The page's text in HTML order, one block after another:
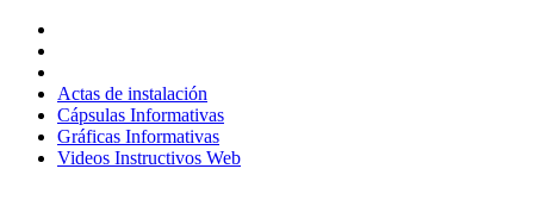
contenido
Actas de instalación
Cápsulas Informativas
Gráficas Informativas
Videos Instructivos Web